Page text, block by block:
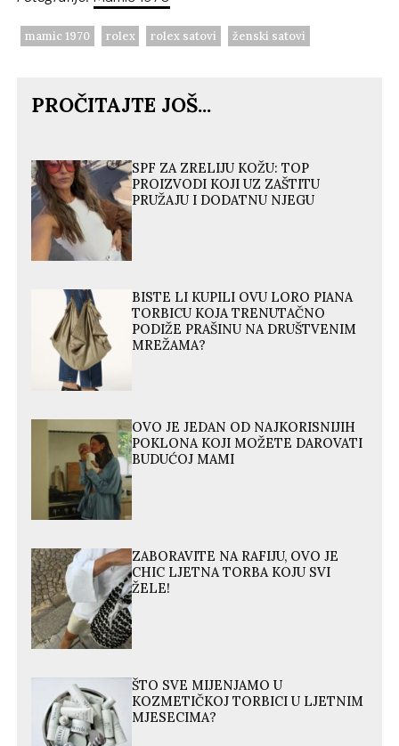
mamic 1970 rolex rolex satovi ženski satovi
PROČITAJTE JOŠ...
SPF ZA ZRELIJU KOŽU: TOP
PROIZVODI KOJI UZ ZAŠTITU
PRUŽAJU I DODATNU NJEGU
BISTE LI KUPILI OVU LORO PIANA
TORBICU KOJA TRENUTAČNO
PODIŽE PRAŠINU NA DRUŠTVENIM
MREŽAMA?
OVO JE JEDAN OD NAJKORISNIJIH
POKLONA KOJI MOŽETE DAROVATI
BUDUĆOJ MAMI
ZABORAVITE NA RAFIJU, OVO JE
CHIC LJETNA TORBA KOJU SVI
ŽELE!
ŠTO SVE MIJENJAMO U
KOZMETIČKOJ TORBICI U LJETNIM
MJESECIMA?